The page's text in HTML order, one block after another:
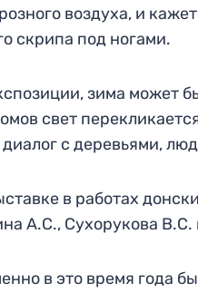
воздуха, и
скрипа под ногами.
зима может
свет
с деревьями,
в работах
А.С., Сухорукова В.С.
в это время года